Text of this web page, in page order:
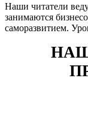
Наши читатели
занимаются
саморазвитием.